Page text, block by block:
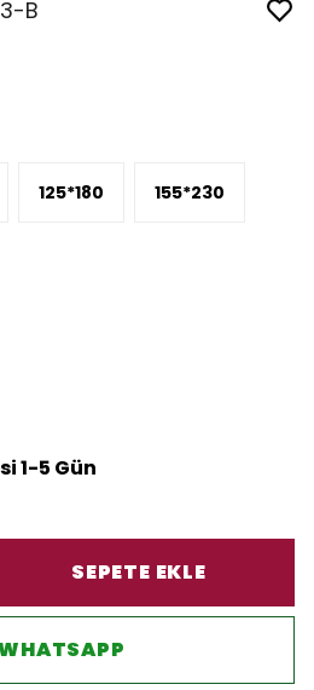
B
125*180 155*230
1-5 Gün
SEPETE EKLE